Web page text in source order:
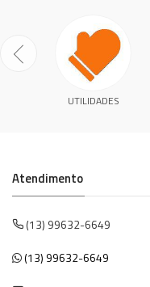
UTILIDADES
Atendimento
(13) 99632-6649
(13) 99632-6649